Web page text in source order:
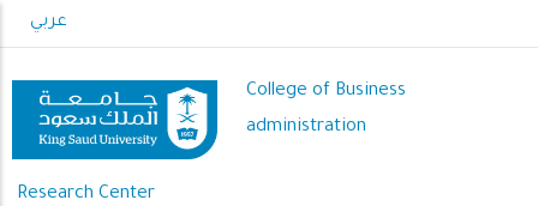
to
content
عربي
College of Business
administration
Research Center